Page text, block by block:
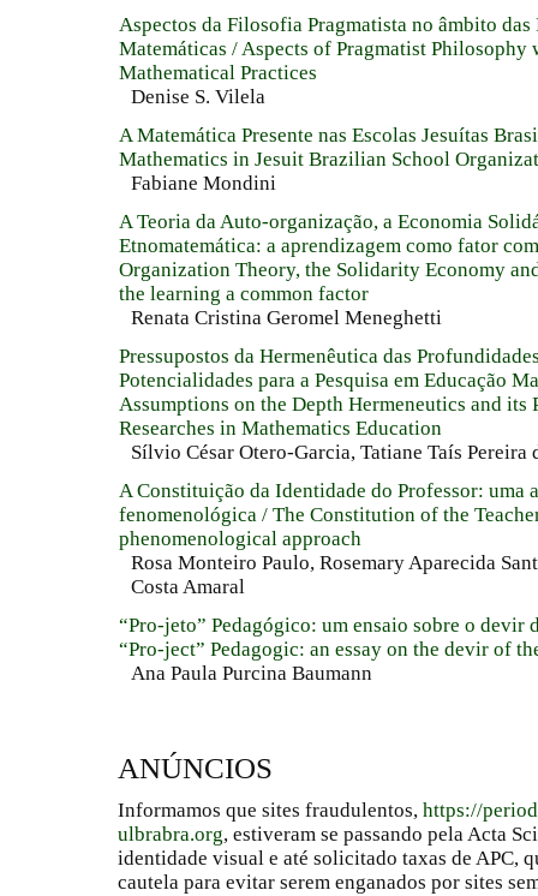
Aspectos da Filosofia Pragmatista no âmbito das
Matemáticas / Aspects of Pragmatist Philosophy
Mathematical Practices
Denise S. Vilela
A Matemática Presente nas Escolas Jesuítas
Mathematics in Jesuit Brazilian School
Fabiane Mondini
A Teoria da Auto-organização, a Economia
Etnomatemática: a aprendizagem como fator
Organization Theory, the Solidarity Economy
the learning a common factor
Renata Cristina Geromel Meneghetti
Pressupostos da Hermenêutica das
Potencialidades para a Pesquisa em Educação
Assumptions on the Depth Hermeneutics and
Researches in Mathematics Education
Sílvio César Otero-Garcia, Tatiane Taís Pereira
A Constituição da Identidade do Professor: uma
fenomenológica / The Constitution of the
phenomenological approach
Rosa Monteiro Paulo, Rosemary Aparecida
Costa Amaral
“Pro-jeto” Pedagógico: um ensaio sobre o devir
“Pro-ject” Pedagogic: an essay on the devir of
Ana Paula Purcina Baumann
ANÚNCIOS
Informamos que sites fraudulentos, https://
ulbrabra.org, estiveram se passando pela Acta
identidade visual e até solicitado taxas de APC,
cautela para evitar serem enganados por sites